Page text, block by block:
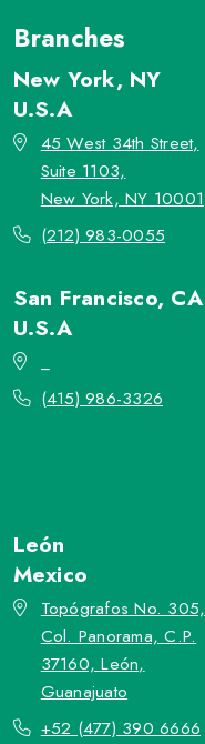
Branches
New York, NY
U.S.A
45 West 34th Street,
Suite 1103,
New York, NY 10001
(212) 983-0055
San Francisco, CA
U.S.A
(415) 986-3326
León
Mexico
Topógrafos No. 305,
Col. Panorama, C.P.
37160, León,
Guanajuato
+52 (477) 390 6666